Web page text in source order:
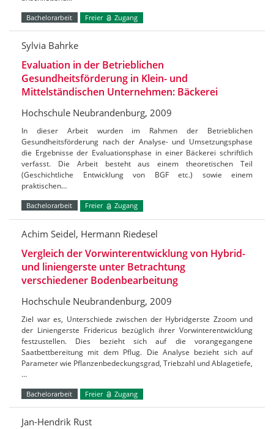
Bachelorarbeit Freier Zugang
Sylvia Bahrke
Evaluation in der Betrieblichen
Gesundheitsförderung in Klein- und
Mittelständischen Unternehmen: Bäckerei
Hochschule Neubrandenburg, 2009
In dieser Arbeit wurden im Rahmen der Betrieblichen
Gesundheitsförderung nach der Analyse- und Umsetzungsphase
die Ergebnisse der Evaluationsphase in einer Bäckerei schriftlich
verfasst. Die Arbeit besteht aus einem theoretischen Teil
(Geschichtliche Entwicklung von BGF etc.) sowie einem
praktischen…
Bachelorarbeit Freier Zugang
Achim Seidel, Hermann Riedesel
Vergleich der Vorwinterentwicklung von Hybrid-
und liniengerste unter Betrachtung
verschiedener Bodenbearbeitung
Hochschule Neubrandenburg, 2009
Ziel war es, Unterschiede zwischen der Hybridgerste Zzoom und
der Liniengerste Fridericus bezüglich ihrer Vorwinterentwicklung
festzustellen. Dies bezieht sich auf die vorangegangene
Saatbettbereitung mit dem Pflug. Die Analyse bezieht sich auf
Parameter wie Pflanzenbedeckungsgrad, Triebzahl und Ablagetiefe,
…
Bachelorarbeit Freier Zugang
Jan-Hendrik Rust